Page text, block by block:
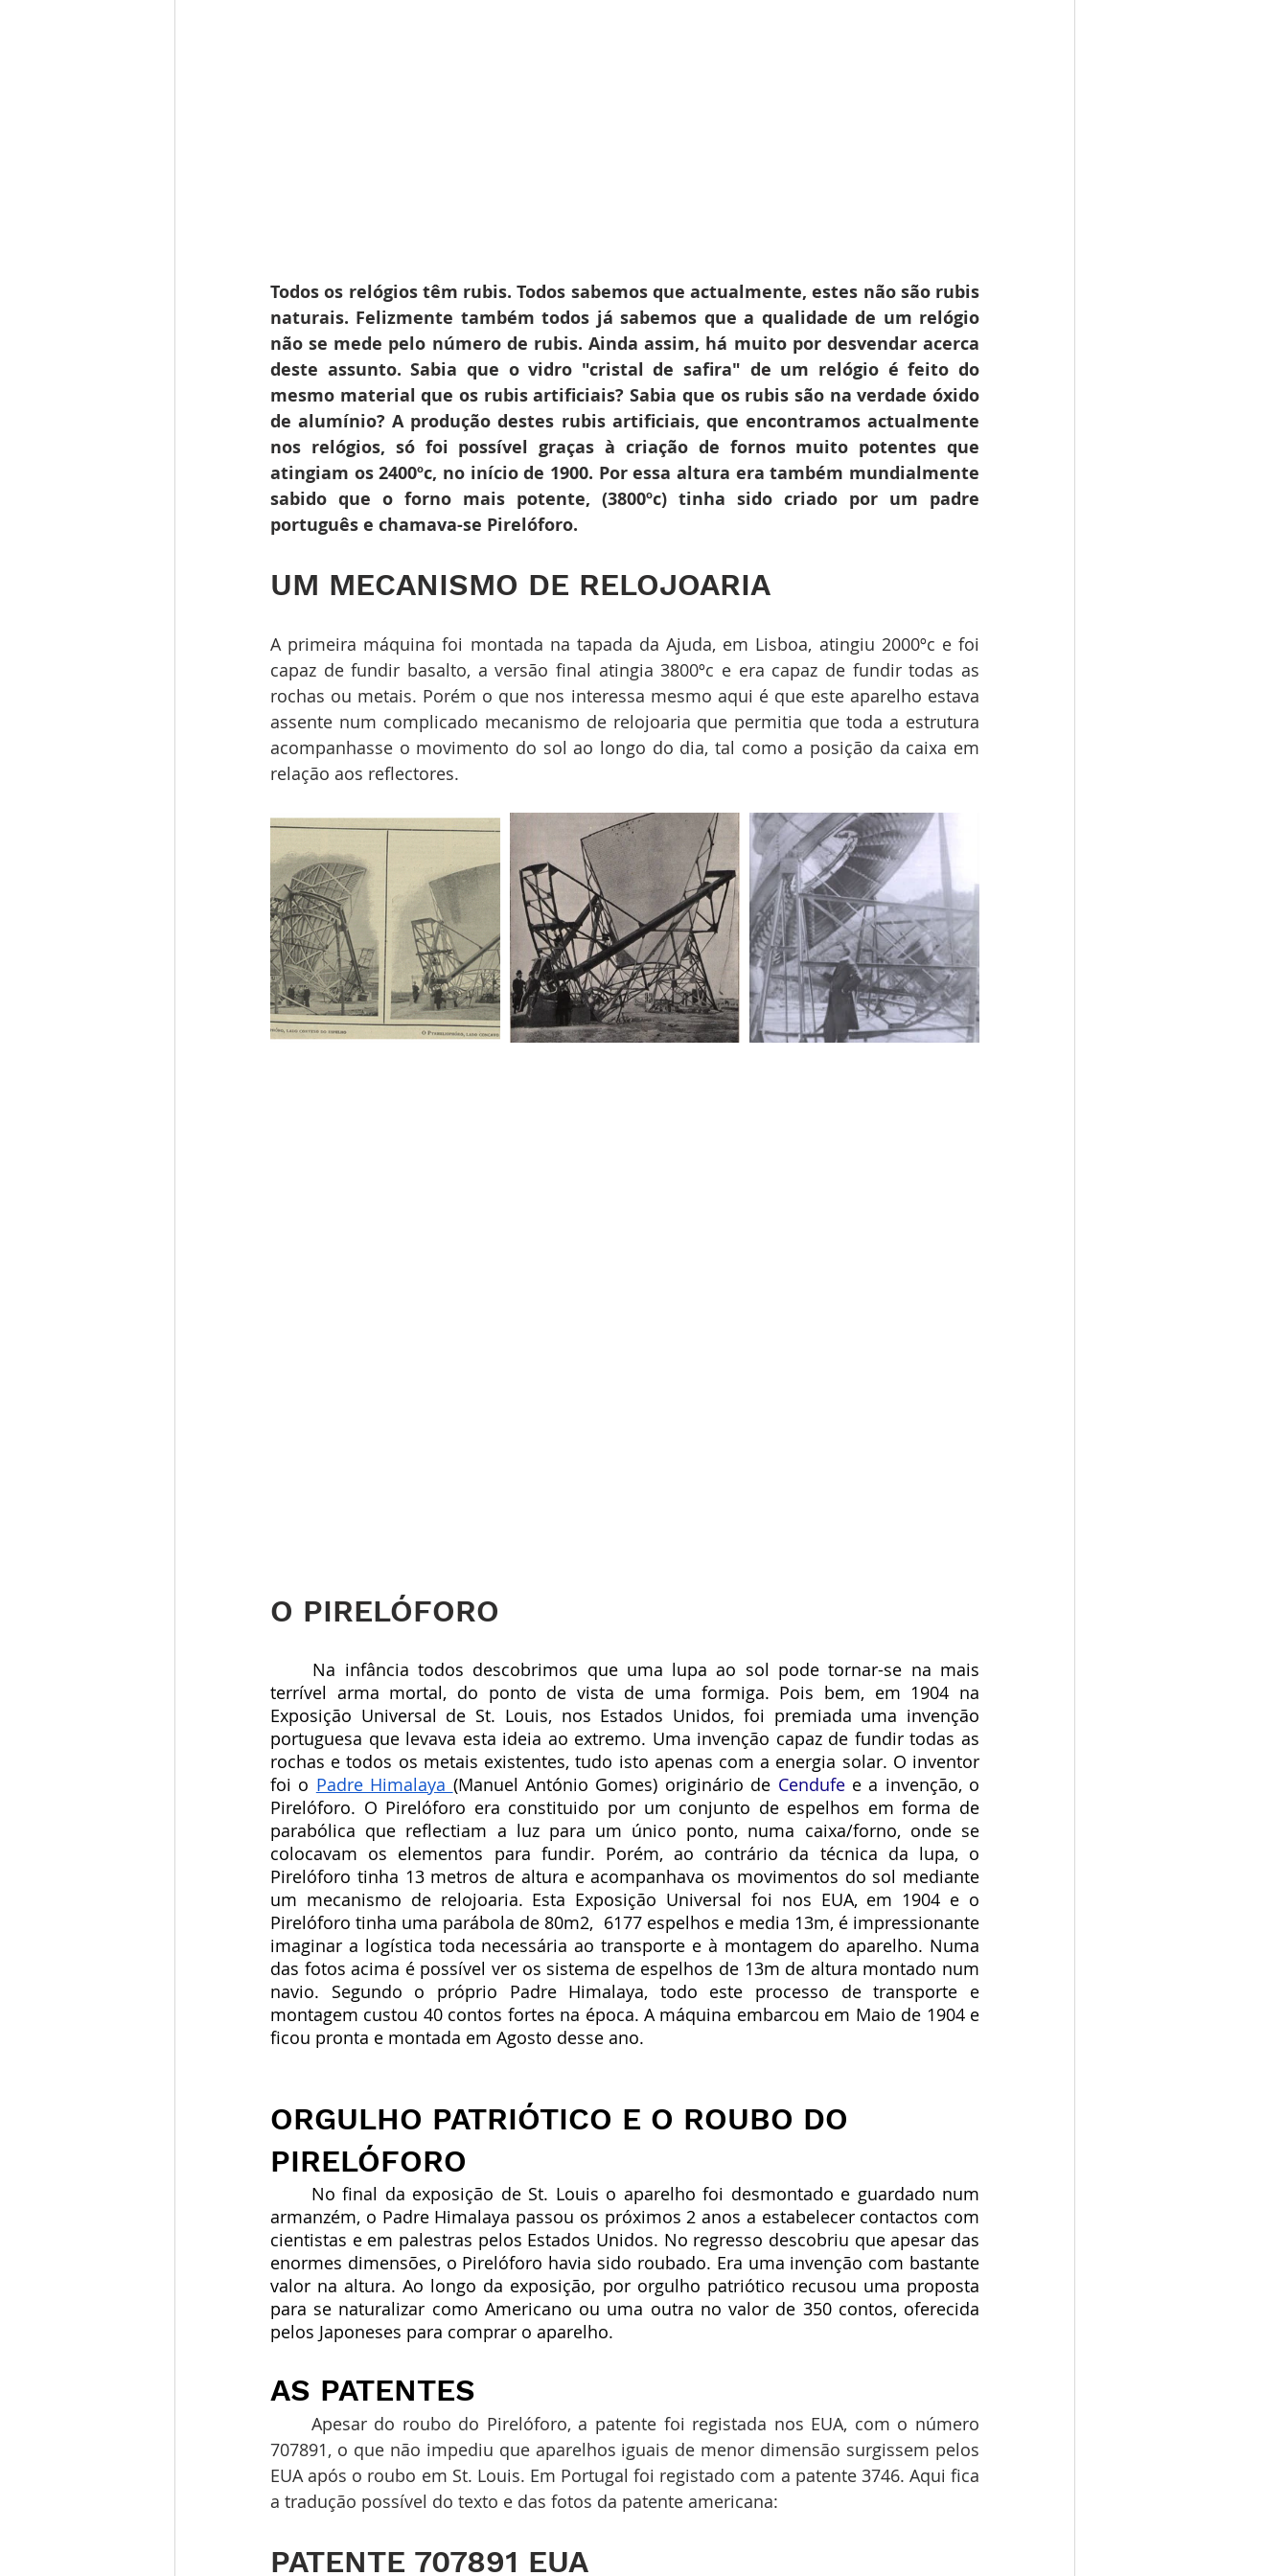
Todos os relógios têm rubis. Todos sabemos que actualmente, estes não são rubis
naturais. Felizmente também todos já sabemos que a qualidade de um relógio
não se mede pelo número de rubis. Ainda assim, há muito por desvendar acerca
deste assunto. Sabia que o vidro "cristal de safira" de um relógio é feito do
mesmo material que os rubis artificiais? Sabia que os rubis são na verdade óxido
de alumínio? A produção destes rubis artificiais, que encontramos actualmente
nos relógios, só foi possível graças à criação de fornos muito potentes que
atingiam os 2400ºc, no início de 1900. Por essa altura era também mundialmente
sabido que o forno mais potente, (3800ºc) tinha sido criado por um padre
português e chamava-se Pirelóforo.
UM MECANISMO DE RELOJOARIA
A primeira máquina foi montada na tapada da Ajuda, em Lisboa, atingiu 2000ºc e foi
capaz de fundir basalto, a versão final atingia 3800ºc e era capaz de fundir todas as
rochas ou metais. Porém o que nos interessa mesmo aqui é que este aparelho estava
assente num complicado mecanismo de relojoaria que permitia que toda a estrutura
acompanhasse o movimento do sol ao longo do dia, tal como a posição da caixa em
relação aos reflectores.
O PIRELÓFORO
Na infância todos descobrimos que uma lupa ao sol pode tornar-se na mais
terrível arma mortal, do ponto de vista de uma formiga. Pois bem, em 1904 na
Exposição Universal de St. Louis, nos Estados Unidos, foi premiada uma invenção
portuguesa que levava esta ideia ao extremo. Uma invenção capaz de fundir todas as
rochas e todos os metais existentes, tudo isto apenas com a energia solar. O inventor
foi o Padre Himalaya (Manuel António Gomes) originário de Cendufe e a invenção, o
Pirelóforo. O Pirelóforo era constituido por um conjunto de espelhos em forma de
parabólica que reflectiam a luz para um único ponto, numa caixa/forno, onde se
colocavam os elementos para fundir. Porém, ao contrário da técnica da lupa, o
Pirelóforo tinha 13 metros de altura e acompanhava os movimentos do sol mediante
um mecanismo de relojoaria. Esta Exposição Universal foi nos EUA, em 1904 e o
Pirelóforo tinha uma parábola de 80m2,  6177 espelhos e media 13m, é impressionante
imaginar a logística toda necessária ao transporte e à montagem do aparelho. Numa
das fotos acima é possível ver os sistema de espelhos de 13m de altura montado num
navio. Segundo o próprio Padre Himalaya, todo este processo de transporte e
montagem custou 40 contos fortes na época. A máquina embarcou em Maio de 1904 e
ficou pronta e montada em Agosto desse ano.
ORGULHO PATRIÓTICO E O ROUBO DO
PIRELÓFORO
No final da exposição de St. Louis o aparelho foi desmontado e guardado num
armanzém, o Padre Himalaya passou os próximos 2 anos a estabelecer contactos com
cientistas e em palestras pelos Estados Unidos. No regresso descobriu que apesar das
enormes dimensões, o Pirelóforo havia sido roubado. Era uma invenção com bastante
valor na altura. Ao longo da exposição, por orgulho patriótico recusou uma proposta
para se naturalizar como Americano ou uma outra no valor de 350 contos, oferecida
pelos Japoneses para comprar o aparelho.
AS PATENTES
707891, o que não impediu que aparelhos iguais de menor dimensão surgissem pelos
EUA após o roubo em St. Louis. Em Portugal foi registado com a patente 3746. Aqui fica
a tradução possível do texto e das fotos da patente americana:
PATENTE 707891 EUA